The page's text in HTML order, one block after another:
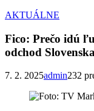
AKTUÁLNE
Fico: Prečo idú
odchod
7. 2. 2025admin232